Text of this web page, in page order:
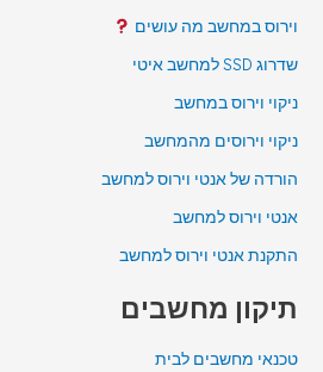
וירוס במחשב מה עושים
שדרוג SSD למחשב איטי
ניקוי וירוס במחשב
ניקוי וירוסים מהמחשב
הורדה של אנטי וירוס למחשב
אנטי וירוס למחשב
התקנת אנטי וירוס למחשב
תיקון מחשבים
טכנאי מחשבים לבית